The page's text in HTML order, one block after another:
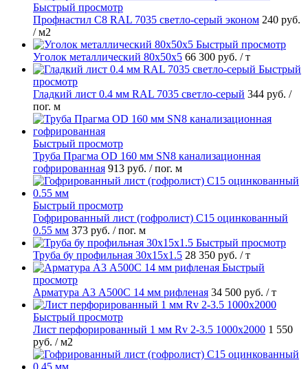
Быстрый просмотр
Профнастил С8 RAL 7035 светло-серый эконом 240 руб.
/ м2
Быстрый просмотр
Уголок металлический 80х50х5 66 300 руб. / т
Быстрый
просмотр
Гладкий лист 0.4 мм RAL 7035 светло-серый 344 руб. /
пог. м
Быстрый просмотр
Труба Прагма OD 160 мм SN8 канализационная
гофрированная 913 руб. / пог. м
Быстрый просмотр
Гофрированный лист (гофролист) С15 оцинкованный
0.55 мм 373 руб. / пог. м
Быстрый просмотр
Труба бу профильная 30х15х1.5 28 350 руб. / т
Быстрый
просмотр
Арматура А3 А500С 14 мм рифленая 34 500 руб. / т
Быстрый просмотр
Лист перфорированный 1 мм Rv 2-3.5 1000х2000 1 550
руб. / м2